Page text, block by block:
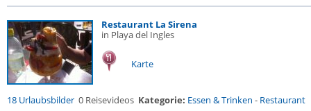
Restaurant La Sirena
in Playa del Ingles
Karte
18 Urlaubsbilder 0 Reisevideos Kategorie: Essen & Trinken - Restaurant